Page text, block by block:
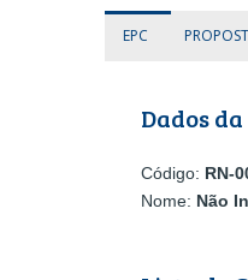
EPC
Dados
Código: RN-
Nome: Não